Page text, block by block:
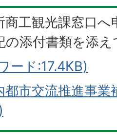
商工観光課窓口
の添付書類を添
ード:17.4KB)
都市交流推進事業